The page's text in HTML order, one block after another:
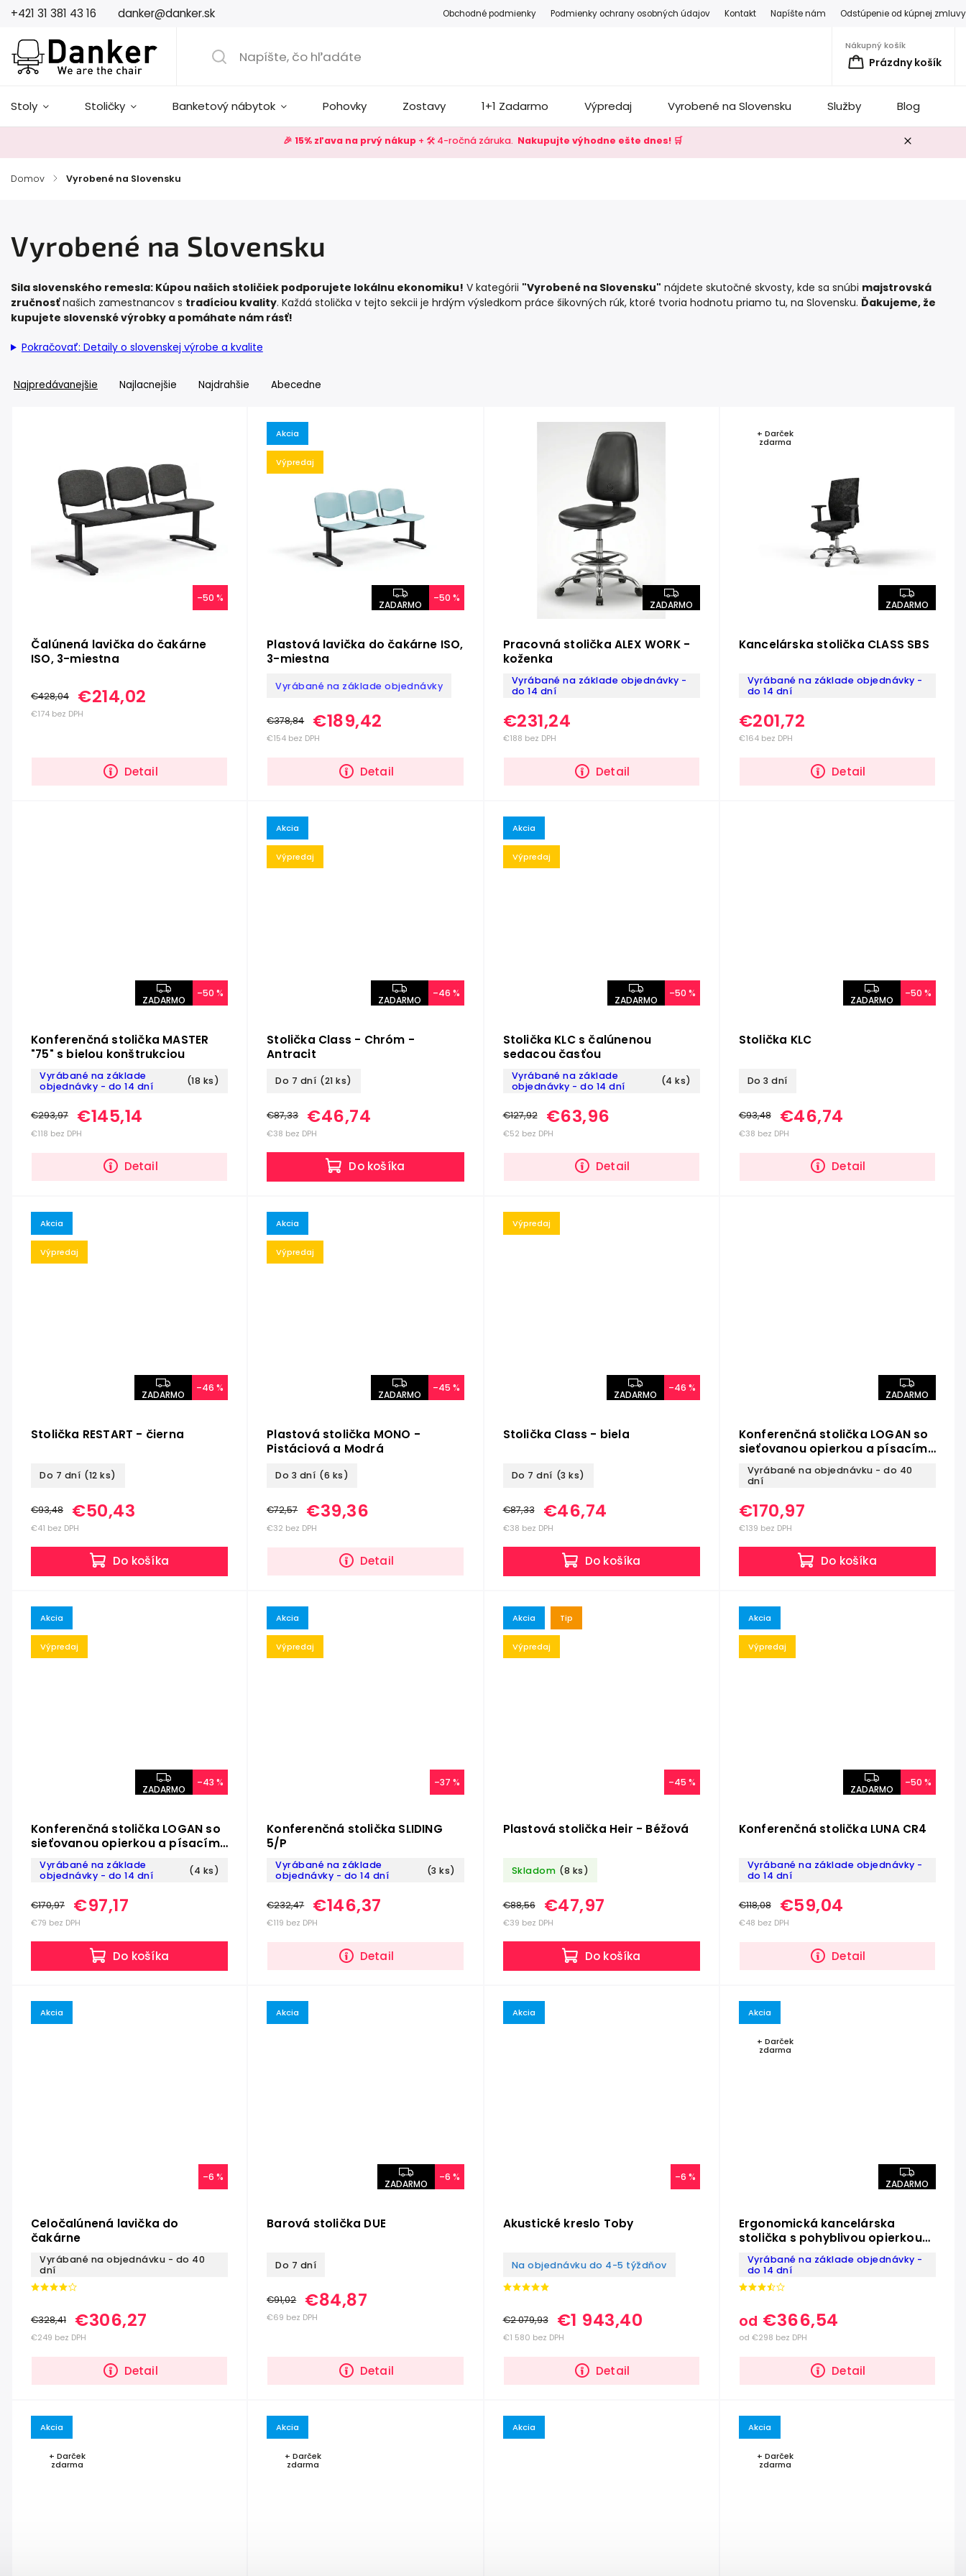
+421 31 381 43 16 danker@danker.sk Obchodné podmienky Podmienky ochrany osobných údajov Kontakt Napíšte nám Odstúpenie od kúpnej zmluvy
Nákupný košík
Prázdny košík
Stoly Stoličky Banketový nábytok Pohovky Zostavy 1+1 Zadarmo Výpredaj Vyrobené na Slovensku Služby Blog
🎉 15% zľava na prvý nákup + 🛠️ 4-ročná záruka. Nakupujte výhodne ešte dnes! 🛒
Domov / Vyrobené na Slovensku
Vyrobené na Slovensku
Sila slovenského remesla: Kúpou našich stoličiek podporujete lokálnu ekonomiku! V kategórii "Vyrobené na Slovensku" nájdete skutočné skvosty, kde sa snúbi majstrovská
zručnosťnašich zamestnancov s tradíciou kvality. Každá stolička v tejto sekcii je hrdým výsledkom práce šikovných rúk, ktoré tvoria hodnotu priamo tu, na Slovensku. Ďakujeme, že
kupujete slovenské výrobky a pomáhate nám rásť!
Pokračovať: Detaily o slovenskej výrobe a kvalite
Najpredávanejšie Najlacnejšie Najdrahšie Abecedne
–50 %
Čalúnená lavička do čakárne
ISO, 3-miestna
€174 bez DPH
€428,04 €214,02
Detail
Akcia
Výpredaj
ZADARMO
–50 %
Plastová lavička do čakárne ISO,
3-miestna
Vyrábané na základe objednávky
€154 bez DPH
€378,84 €189,42
Detail
ZADARMO
Pracovná stolička ALEX WORK -
koženka
Vyrábané na základe objednávky -
do 14 dní
€188 bez DPH
€231,24
Detail
+ Darček
zdarma
ZADARMO
Kancelárska stolička CLASS SBS
Vyrábané na základe objednávky -
do 14 dní
€164 bez DPH
€201,72
Detail
ZADARMO
–50 %
Konferenčná stolička MASTER
"75" s bielou konštrukciou
Vyrábané na základe
objednávky - do 14 dní
(18 ks)
€118 bez DPH
€293,97 €145,14
Detail
Akcia
Výpredaj
ZADARMO
–46 %
Stolička Class - Chróm -
Antracit
Do 7 dní (21 ks)
€38 bez DPH
€87,33 €46,74
Do košíka
Akcia
Výpredaj
ZADARMO
–50 %
Stolička KLC s čalúnenou
sedacou časťou
Vyrábané na základe
objednávky - do 14 dní
(4 ks)
€52 bez DPH
€127,92 €63,96
Detail
ZADARMO
–50 %
Stolička KLC
Do 3 dní
€38 bez DPH
€93,48 €46,74
Detail
Akcia
Výpredaj
ZADARMO
–46 %
Stolička RESTART - čierna
Do 7 dní (12 ks)
€41 bez DPH
€93,48 €50,43
Do košíka
Akcia
Výpredaj
ZADARMO
–45 %
Plastová stolička MONO -
Pistáciová a Modrá
Do 3 dní (6 ks)
€32 bez DPH
€72,57 €39,36
Detail
Výpredaj
ZADARMO
–46 %
Stolička Class - biela
Do 7 dní (3 ks)
€38 bez DPH
€87,33 €46,74
Do košíka
ZADARMO
Konferenčná stolička LOGAN so
sieťovanou opierkou a písacím
stolíkom
Vyrábané na objednávku - do 40
dní
€139 bez DPH
€170,97
Do košíka
Akcia
Výpredaj
ZADARMO
–43 %
Konferenčná stolička LOGAN so
sieťovanou opierkou a písacím
stolíkom
Vyrábané na základe
objednávky - do 14 dní
(4 ks)
€79 bez DPH
€170,97 €97,17
Do košíka
Akcia
Výpredaj
–37 %
Konferenčná stolička SLIDING
5/P
Vyrábané na základe
objednávky - do 14 dní
(3 ks)
€119 bez DPH
€232,47 €146,37
Detail
Akcia Tip
Výpredaj
–45 %
Plastová stolička Heir - Béžová
Skladom (8 ks)
€39 bez DPH
€88,56 €47,97
Do košíka
Akcia
Výpredaj
ZADARMO
–50 %
Konferenčná stolička LUNA CR4
Vyrábané na základe objednávky -
do 14 dní
€48 bez DPH
€118,08 €59,04
Detail
Akcia
–6 %
Celočalúnená lavička do
čakárne
Vyrábané na objednávku - do 40
dní
€249 bez DPH
€328,41 €306,27
Detail
Akcia
ZADARMO
–6 %
Barová stolička DUE
Do 7 dní
€69 bez DPH
€91,02 €84,87
Detail
Akcia
–6 %
Akustické kreslo Toby
Na objednávku do 4-5 týždňov
€1 580 bez DPH
€2 079,93 €1 943,40
Detail
Akcia
+ Darček
zdarma
ZADARMO
Ergonomická kancelárska
stolička s pohyblivou opierkou
X-PRO
Vyrábané na základe objednávky -
do 14 dní
od €298 bez DPH
od €366,54
Detail
Akcia
+ Darček
zdarma
Akcia
+ Darček
zdarma
Akcia Akcia
+ Darček
zdarma